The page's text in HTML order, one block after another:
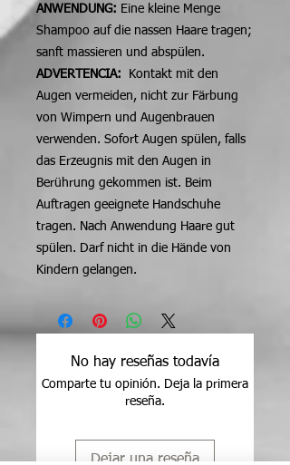
ANWENDUNG: Eine kleine Menge
Shampoo auf die nassen Haare tragen;
sanft massieren und abspülen.
ADVERTENCIA: Kontakt mit den
Augen vermeiden, nicht zur Färbung
von Wimpern und Augenbrauen
verwenden. Sofort Augen spülen, falls
das Erzeugnis mit den Augen in
Berührung gekommen ist. Beim
Auftragen geeignete Handschuhe
tragen. Nach Anwendung Haare gut
spülen. Darf nicht in die Hände von
Kindern gelangen.
No hay reseñas todavía
Comparte tu opinión. Deja la primera
reseña.
Dejar una reseña